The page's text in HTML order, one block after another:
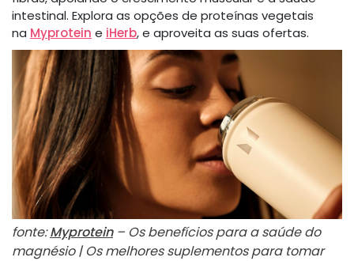
intestinal. Explora as opções de proteínas vegetais
na Myprotein e iHerb, e aproveita as suas ofertas.
fonte:Myprotein– Os benefícios para a saúde do
magnésio | Os melhores suplementos para tomar